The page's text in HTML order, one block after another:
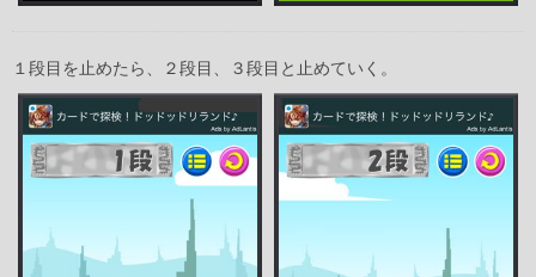
１段目を止めたら、２段目、３段目と止めていく。